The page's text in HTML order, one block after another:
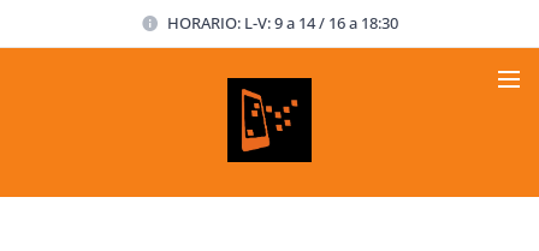
HORARIO: L-V: 9 a 14 / 16 a 18:30